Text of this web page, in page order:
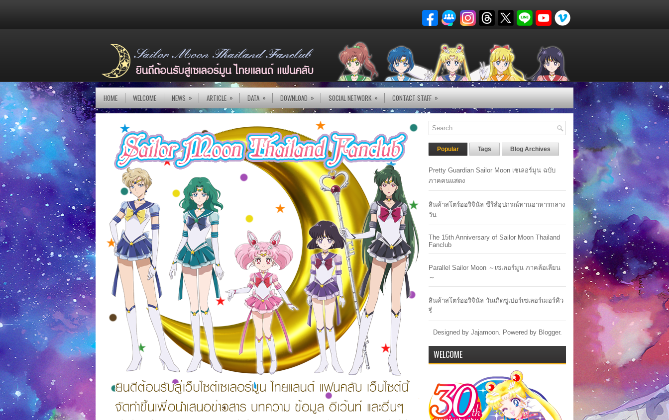
HOME WELCOME NEWS » ARTICLE » DATA » DOWNLOAD » SOCIAL NETWORK » CONTACT STAFF »
Popular Tags Blog Archives
Pretty Guardian Sailor Moon เซเลอร์มูน ฉบับ
ภาคคนแสดง
สินค้าสโตร์ออริจินัล ซีรีส์อุปกรณ์ทานอาหารกลาง
วัน
The 15th Anniversary of Sailor Moon Thailand
Fanclub
Parallel Sailor Moon ～เซเลอร์มูน ภาคล้อเลียน
～
สินค้าสโตร์ออริจินัล วันเกิดซูเปอร์เซเลอร์เมอร์คิว
รี่
Designed by Jajamoon. Powered by Blogger.
WELCOME